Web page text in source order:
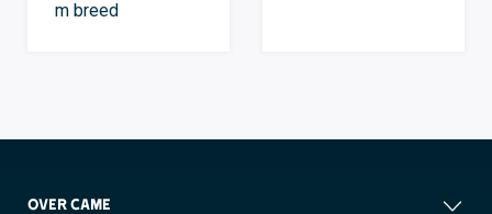
m breed
OVER CAME